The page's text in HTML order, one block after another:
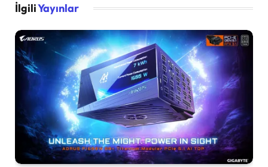
İlgiliYayınlar